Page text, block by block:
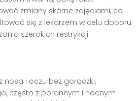
zmiany skórne zdjęciami, co
się z lekarzem w celu doboru
szerokich restrykcji
nosa i oczu bez gorączki,
często z porannym i nocnym